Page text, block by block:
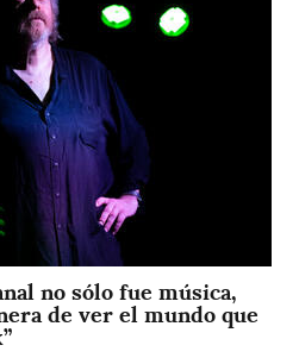
no sólo fue música,
de ver el mundo que